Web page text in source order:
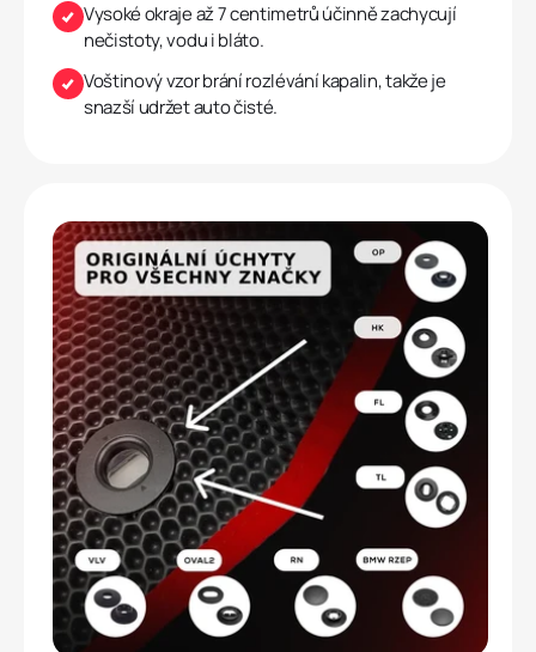
Vysoké okraje až 7 centimetrů účinně zachycují
nečistoty, vodu i bláto.
Voštinový vzor brání rozlévání kapalin, takže je
snazší udržet auto čisté.